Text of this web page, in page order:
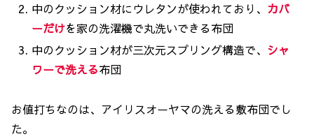
中のクッション材にウレタンが使われており、 カバ
ーだけを家の洗濯機で丸洗いできる布団
中のクッション材が三次元スプリング構造で、 シャ
ワーで洗える布団
お値打ちなのは、アイリスオーヤマの洗える敷布団でし
た。